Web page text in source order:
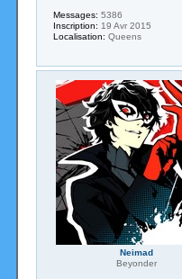
Messages: 5386
Inscription: 19 Avr 2015
Localisation: Queens
Neimad
Beyonder